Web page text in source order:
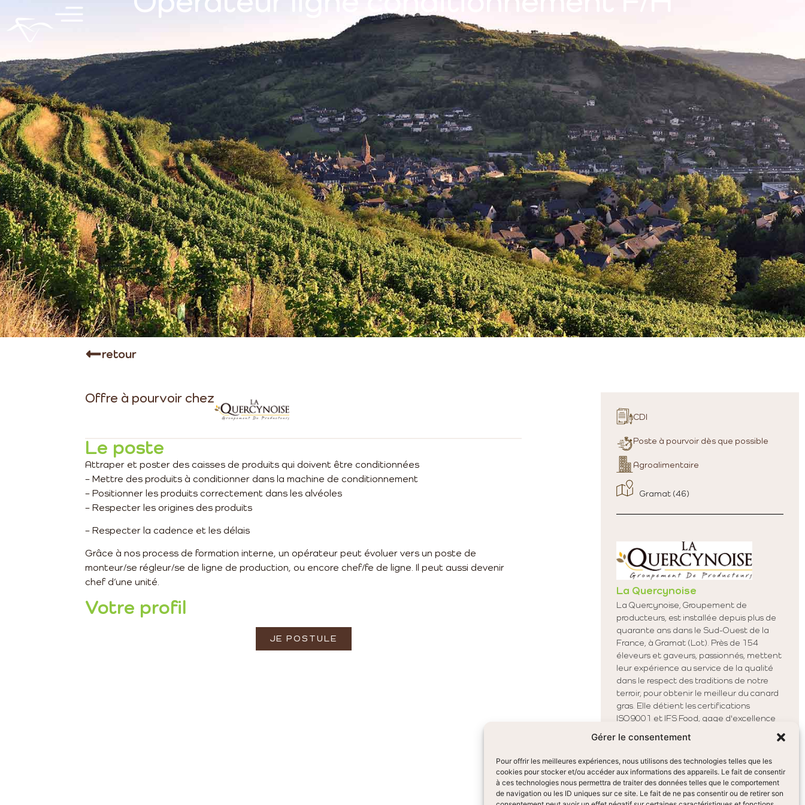
Gérer le consentement
Pour offrir les meilleures expériences, nous utilisons des technologies telles que les
cookies pour stocker et/ou accéder aux informations des appareils. Le fait de consentir
à ces technologies nous permettra de traiter des données telles que le comportement
de navigation ou les ID uniques sur ce site. Le fait de ne pas consentir ou de retirer son
retour
Offre à pourvoir chez
Le poste
Attraper et poster des caisses de produits qui doivent être conditionnées
– Mettre des produits à conditionner dans la machine de conditionnement
– Positionner les produits correctement dans les alvéoles
– Respecter les origines des produits
– Respecter la cadence et les délais
Grâce à nos process de formation interne, un opérateur peut évoluer vers un poste de
monteur/se régleur/se de ligne de production, ou encore chef/fe de ligne. Il peut aussi devenir
chef d’une unité.
Votre profil
JE POSTULE
CDI
Poste à pourvoir dès que possible
Agroalimentaire
Gramat (46)
La Quercynoise
La Quercynoise, Groupement de
producteurs, est installée depuis plus de
quarante ans dans le Sud-Ouest de la
France, à Gramat (Lot). Près de 154
éleveurs et gaveurs, passionnés, mettent
leur expérience au service de la qualité
dans le respect des traditions de notre
terroir, pour obtenir le meilleur du canard
gras. Elle détient les certifications
ISO9001 et IFS Food, gage d'excellence